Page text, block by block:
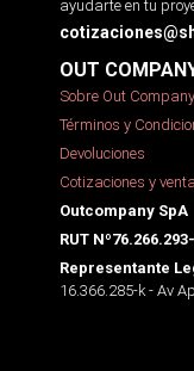
ayudarte en tu
OUT
Sobre Out Company
Términos y
Devoluciones
Cotizaciones y
Outcompany SpA
RUT
Representante
16.366.285-k - Av